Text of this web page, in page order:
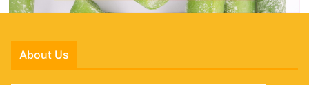
About Us